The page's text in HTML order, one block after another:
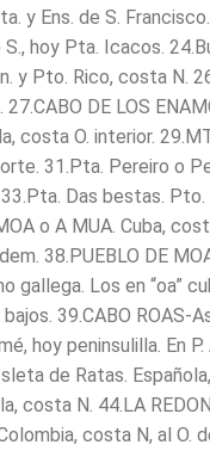
y Ens. de S.
hoy Pta. Icacos.
y Pto. Rico, costa N.
DE LOS
costa O. interior.
31.Pta. Pereiro o
Das bestas.
o A MUA. Cuba,
38.PUEBLO DE
gallega. Los en “oa”
39.CABO ROAS-
hoy peninsulilla. En P.
de Ratas.
costa N. 44.LA
costa N, al O.